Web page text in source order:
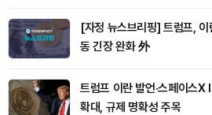
[자정 뉴스브리핑] 트럼프,
동 긴장 완화 外
트럼프 이란 발언·스페이스
확대, 규제 명확성 주목